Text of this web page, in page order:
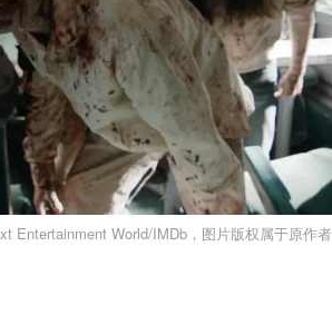
Entertainment World/IMDb，图片版权属于原作者